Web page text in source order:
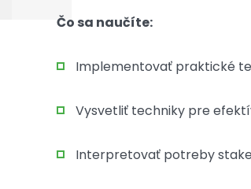
Čo sa naučíte:
Implementovať praktické
Vysvetliť techniky pre
Interpretovať potreby